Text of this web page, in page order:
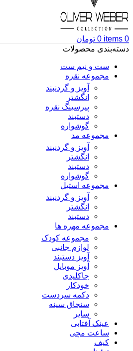
0
items
0 تومان
دسته‌بندی محصولات
ست و نیم ست
مجموعه نقره
آویز و گردنبند
انگشتر
پیرسینگ نقره
دستبند
گوشواره
مجموعه مد
آویز و گردنبند
انگشتر
دستبند
گوشواره
مجموعه استیل
آویز و گردنبند
انگشتر
دستبند
مجموعه مهره ها
مجموعه کودک
لوازم جانبی
آویز دستبند
آویز موبایل
جاکلیدی
خودکار
دکمه سردست
سنجاق سینه
سایر
عینک آفتابی
ساعت مچی
کیف